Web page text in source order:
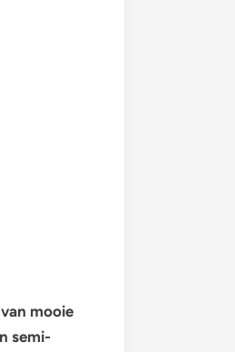
mooie
semi-